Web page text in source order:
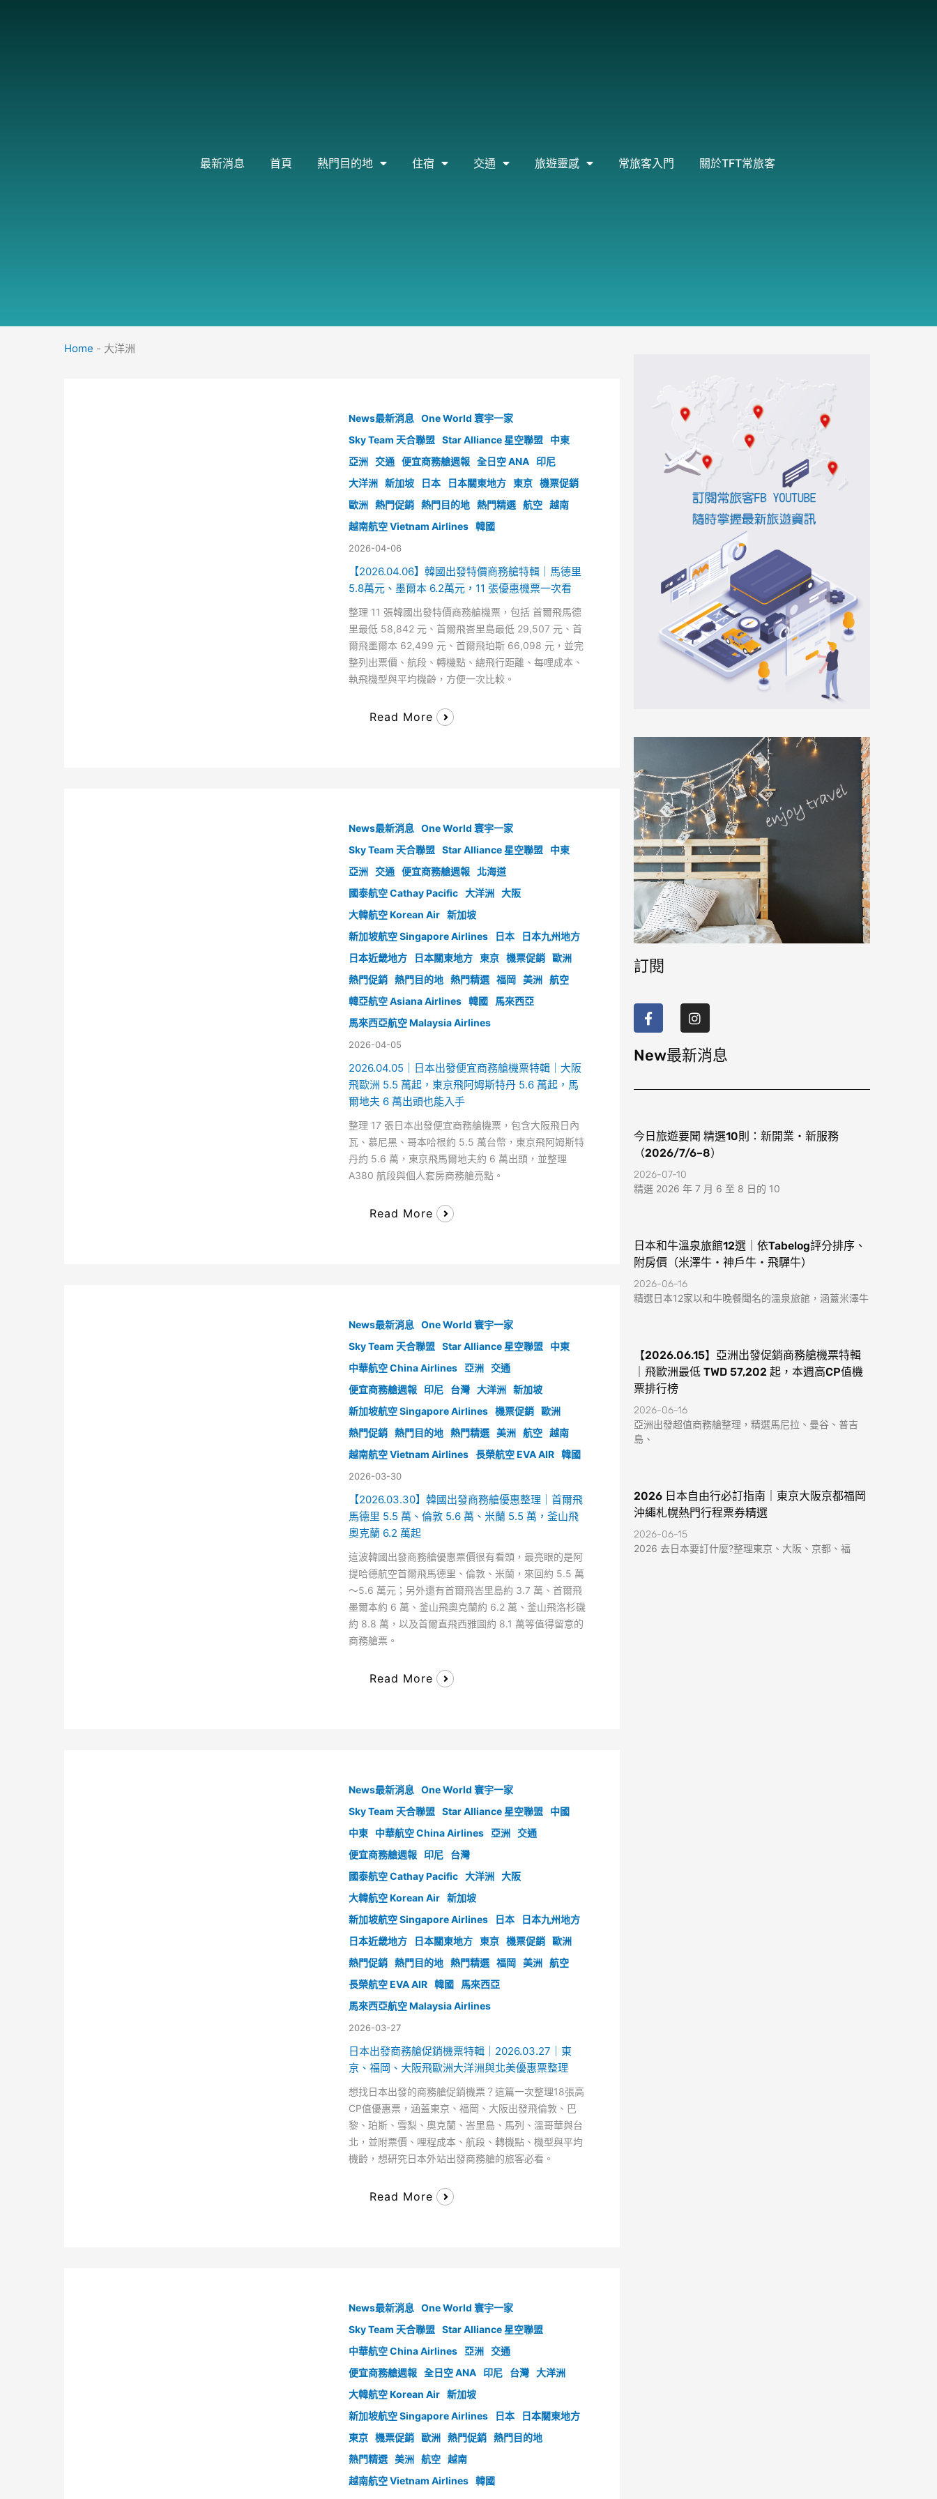
最新消息 首頁 熱門目的地 住宿 交通 旅遊靈感 常旅客入門 關於TFT常旅客
Home - 大洋洲
News最新消息
One World 寰宇一家
Sky Team 天合聯盟
Star Alliance 星空聯盟
中東
亞洲
交通 便宜商務艙週報 全日空 ANA
印尼
大洋洲
新加坡 日本 日本關東地方 東京
機票促銷
歐洲
熱門促銷 熱門目的地 熱門精選 航空
越南
越南航空 Vietnam Airlines
韓國
2026-04-06
【2026.04.06】韓國出發特價商務艙特輯｜馬德里
5.8萬元、墨爾本 6.2萬元，11 張優惠機票一次看
整理 11 張韓國出發特價商務艙機票，包括 首爾飛馬德
里最低 58,842 元、首爾飛峇里島最低 29,507 元、首
爾飛墨爾本 62,499 元、首爾飛珀斯 66,098 元，並完
整列出票價、航段、轉機點、總飛行距離、每哩成本、
執飛機型與平均機齡，方便一次比較。
Read More
News最新消息
One World 寰宇一家
Sky Team 天合聯盟
Star Alliance 星空聯盟
中東
亞洲
交通 便宜商務艙週報
北海道
國泰航空 Cathay Pacific
大洋洲
大阪
大韓航空 Korean Air
新加坡
新加坡航空 Singapore Airlines
日本
日本九州地方
日本近畿地方
日本關東地方 東京 機票促銷
歐洲
熱門促銷
熱門目的地 熱門精選 福岡 美洲
航空
韓亞航空 Asiana Airlines
韓國
馬來西亞
馬來西亞航空 Malaysia Airlines
2026-04-05
2026.04.05｜日本出發便宜商務艙機票特輯｜大阪
飛歐洲 5.5 萬起，東京飛阿姆斯特丹 5.6 萬起，馬
爾地夫 6 萬出頭也能入手
整理 17 張日本出發便宜商務艙機票，包含大阪飛日內
瓦、慕尼黑、哥本哈根約 5.5 萬台幣，東京飛阿姆斯特
丹約 5.6 萬，東京飛馬爾地夫約 6 萬出頭，並整理
A380 航段與個人套房商務艙亮點。
Read More
News最新消息
One World 寰宇一家
Sky Team 天合聯盟
Star Alliance 星空聯盟
中東
中華航空 China Airlines
亞洲
交通
便宜商務艙週報
印尼 台灣 大洋洲
新加坡
新加坡航空 Singapore Airlines
機票促銷
歐洲
熱門促銷
熱門目的地 熱門精選 美洲 航空
越南
越南航空 Vietnam Airlines
長榮航空 EVA AIR 韓國
2026-03-30
【2026.03.30】韓國出發商務艙優惠整理｜首爾飛
馬德里 5.5 萬、倫敦 5.6 萬、米蘭 5.5 萬，釜山飛
奧克蘭 6.2 萬起
這波韓國出發商務艙優惠票價很有看頭，最亮眼的是阿
提哈德航空首爾飛馬德里、倫敦、米蘭，來回約 5.5 萬
～5.6 萬元；另外還有首爾飛峇里島約 3.7 萬、首爾飛
墨爾本約 6 萬、釜山飛奧克蘭約 6.2 萬、釜山飛洛杉磯
約 8.8 萬，以及首爾直飛西雅圖約 8.1 萬等值得留意的
商務艙票。
Read More
News最新消息
One World 寰宇一家
Sky Team 天合聯盟
Star Alliance 星空聯盟
中國
中東
中華航空 China Airlines 亞洲
交通
便宜商務艙週報
印尼
台灣
國泰航空 Cathay Pacific
大洋洲
大阪
大韓航空 Korean Air
新加坡
新加坡航空 Singapore Airlines
日本
日本九州地方
日本近畿地方
日本關東地方 東京 機票促銷
歐洲
熱門促銷
熱門目的地 熱門精選 福岡 美洲
航空
長榮航空 EVA AIR
韓國
馬來西亞
馬來西亞航空 Malaysia Airlines
2026-03-27
日本出發商務艙促銷機票特輯｜2026.03.27｜東
京、福岡、大阪飛歐洲大洋洲與北美優惠票整理
想找日本出發的商務艙促銷機票？這篇一次整理18張高
CP值優惠票，涵蓋東京、福岡、大阪出發飛倫敦、巴
黎、珀斯、雪梨、奧克蘭、峇里島、馬列、溫哥華與台
北，並附票價、哩程成本、航段、轉機點、機型與平均
機齡，想研究日本外站出發商務艙的旅客必看。
Read More
News最新消息
One World 寰宇一家
Sky Team 天合聯盟
Star Alliance 星空聯盟
中華航空 China Airlines
亞洲
交通
便宜商務艙週報
全日空 ANA 印尼 台灣
大洋洲
大韓航空 Korean Air
新加坡
新加坡航空 Singapore Airlines
日本
日本關東地方
東京
機票促銷 歐洲 熱門促銷
熱門目的地
熱門精選
美洲 航空
越南
越南航空 Vietnam Airlines
韓國
訂閱
a
c
e
b
o
k
n
s
t
a
g
a
New最新消息
今日旅遊要聞 精選10則：新開業・新服務
（2026/7/6–8）
2026-07-10
精選 2026 年 7 月 6 至 8 日的 10
日本和牛溫泉旅館12選｜依Tabelog評分排序、
附房價（米澤牛・神戶牛・飛驒牛）
2026-06-16
精選日本12家以和牛晚餐聞名的溫泉旅館，涵蓋米澤牛
【2026.06.15】亞洲出發促銷商務艙機票特輯
｜飛歐洲最低 TWD 57,202 起，本週高CP值機
票排行榜
2026-06-16
亞洲出發超值商務艙整理，精選馬尼拉、曼谷、普吉
島、
2026 日本自由行必訂指南｜東京大阪京都福岡
沖繩札幌熱門行程票券精選
2026-06-15
2026 去日本要訂什麼?整理東京、大阪、京都、福